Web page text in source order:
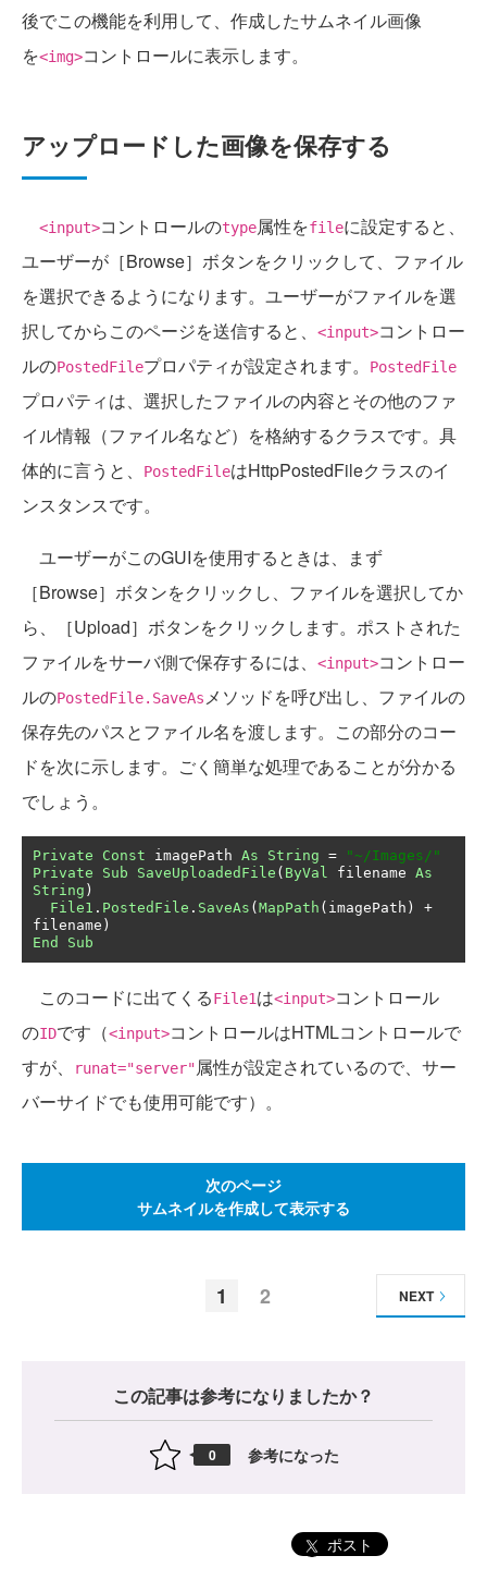
後でこの機能を利用して、作成したサムネイル画像
を<img>コントロールに表示します。
アップロードした画像を保存する
<input>コントロールのtype属性をfileに設定すると、
ユーザーが［Browse］ボタンをクリックして、ファイル
を選択できるようになります。ユーザーがファイルを選
択してからこのページを送信すると、
<input>コントロー
ルのPostedFileプロパティが設定されます。 PostedFile
プロパティは、選択したファイルの内容とその他のファ
イル情報（ファイル名など）を格納するクラスです。具
体的に言うと、
PostedFileはHttpPostedFileクラスのイ
ンスタンスです。
ユーザーがこのGUIを使用するときは、まず
［Browse］ボタンをクリックし、ファイルを選択してか
ら、［Upload］ボタンをクリックします。ポストされた
ファイルをサーバ側で保存するには、
<input>コントロー
ルのPostedFile.SaveAsメソッドを呼び出し、ファイルの
保存先のパスとファイル名を渡します。この部分のコー
ドを次に示します。ごく簡単な処理であることが分かる
でしょう。
Private Const imagePath As String =
"~/Images/"
Private
Sub SaveUploadedFile ( ByVal filename As
String )
File1 . PostedFile . SaveAs ( MapPath ( imagePath )
+
filename )
End
Sub
このコードに出てくるFile1は<input>コントロール
のIDです（<input>コントロールはHTMLコントロールで
すが、
runat="server"属性が設定されているので、サー
バーサイドでも使用可能です）。
次のページ
サムネイルを作成して表示する
1 2 NEXT
この記事は参考になりましたか？
0 参考になった
ポスト